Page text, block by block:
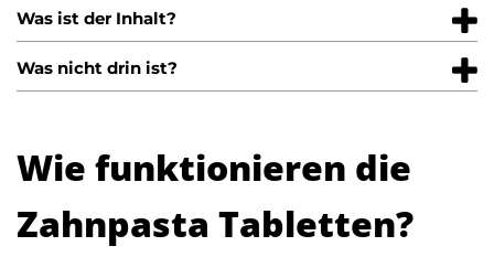
Was ist der Inhalt?
Was nicht drin ist?
Wie funktionieren die
Zahnpasta Tabletten?